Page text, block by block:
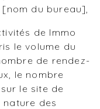
du bureau],
de Immo
le volume du
de rendez-
le nombre
le site de
nature des